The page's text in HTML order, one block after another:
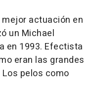
actuación en
un Michael
en 1993. Efectista
eran las grandes
pelos como